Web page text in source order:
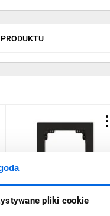
pliki cookie
DECO Ramka pojedyncza
czarny mat 12DR-1